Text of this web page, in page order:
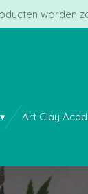
worden
Art Clay